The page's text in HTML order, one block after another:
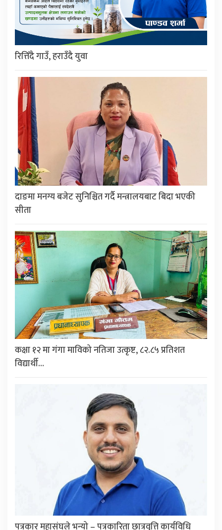
रित्तिँदै गाउँ, हराउँदै युवा
दाङमा मनग्य बजेट सुनिश्चित गर्दै मन्त्रालयबाट बिदा भएकी
सीता
कक्षा १२ मा गंगा माविको नतिजा उत्कृष्ट, ८२.८५ प्रतिशत
विद्यार्थी…
पत्रकार महासंघले भन्यो – पत्रकारिता छात्रवृत्ति कार्यविधि